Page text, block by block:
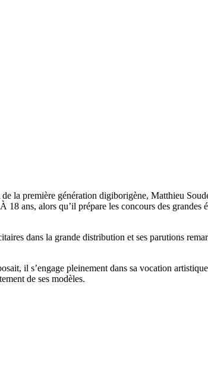
la première génération digiborigène, Matthieu
ans, alors qu’il prépare les concours des
dans la grande distribution et ses parutions
il s’engage pleinement dans sa vocation
de ses modèles.